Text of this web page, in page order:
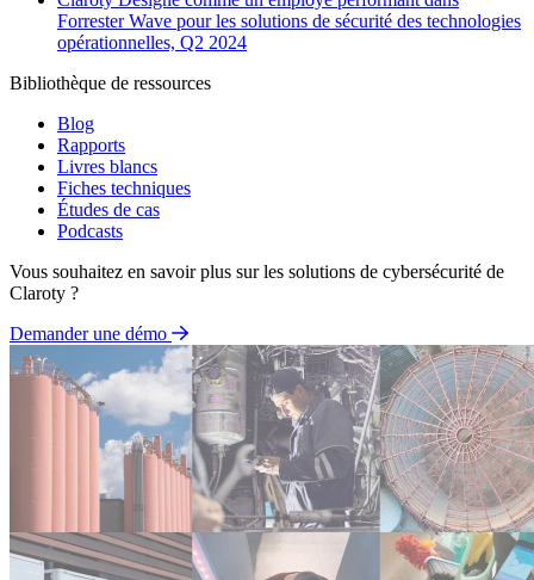
Forrester Wave pour les solutions de sécurité des technologies
opérationnelles, Q2 2024
Bibliothèque de ressources
Blog
Rapports
Livres blancs
Fiches techniques
Études de cas
Podcasts
Vous souhaitez en savoir plus sur les solutions de cybersécurité de
Claroty ?
Demander une démo